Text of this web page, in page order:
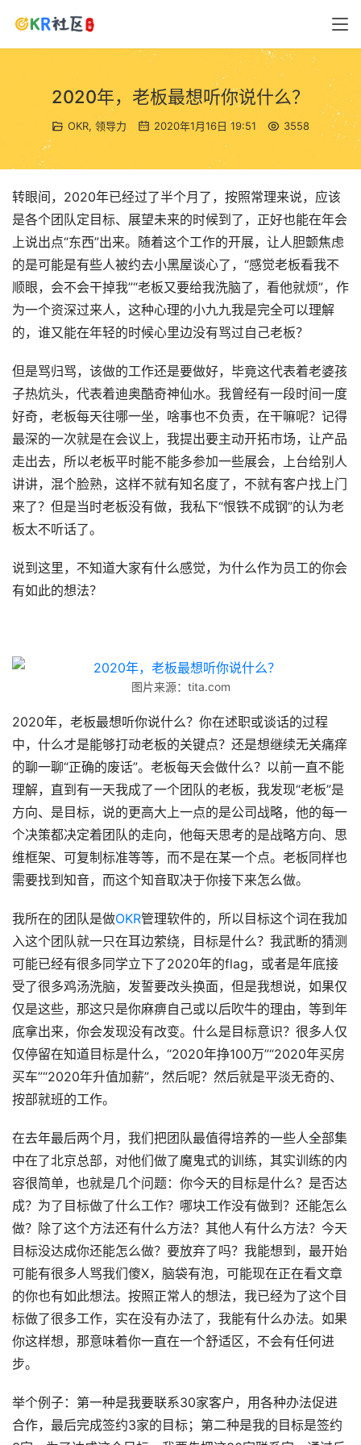
2020年，老板最想听你说什么？
OKR, 领导力 2020年1月16日 19:51 3558
转眼间，2020年已经过了半个月了，按照常理来说，应该
是各个团队定目标、展望未来的时候到了，正好也能在年会
上说出点“东西”出来。随着这个工作的开展，让人胆颤焦虑
的是可能是有些人被约去小黑屋谈心了，“感觉老板看我不
顺眼，会不会干掉我”“老板又要给我洗脑了，看他就烦”，作
为一个资深过来人，这种心理的小九九我是完全可以理解
的，谁又能在年轻的时候心里边没有骂过自己老板？
但是骂归骂，该做的工作还是要做好，毕竟这代表着老婆孩
子热炕头，代表着迪奥酷奇神仙水。我曾经有一段时间一度
好奇，老板每天往哪一坐，啥事也不负责，在干嘛呢？记得
最深的一次就是在会议上，我提出要主动开拓市场，让产品
走出去，所以老板平时能不能多参加一些展会，上台给别人
讲讲，混个脸熟，这样不就有知名度了，不就有客户找上门
来了？但是当时老板没有做，我私下“恨铁不成钢”的认为老
板太不听话了。
说到这里，不知道大家有什么感觉，为什么作为员工的你会
有如此的想法？
图片来源：tita.com
2020年，老板最想听你说什么？你在述职或谈话的过程
中，什么才是能够打动老板的关键点？还是想继续无关痛痒
的聊一聊“正确的废话”。老板每天会做什么？以前一直不能
理解，直到有一天我成了一个团队的老板，我发现“老板”是
方向、是目标，说的更高大上一点的是公司战略，他的每一
个决策都决定着团队的走向，他每天思考的是战略方向、思
维框架、可复制标准等等，而不是在某一个点。老板同样也
需要找到知音，而这个知音取决于你接下来怎么做。
我所在的团队是做OKR管理软件的，所以目标这个词在我加
入这个团队就一只在耳边萦绕，目标是什么？我武断的猜测
可能已经有很多同学立下了2020年的flag，或者是年底接
受了很多鸡汤洗脑，发誓要改头换面，但是我想说，如果仅
仅是这些，那这只是你麻痹自己或以后吹牛的理由，等到年
底拿出来，你会发现没有改变。什么是目标意识？很多人仅
仅停留在知道目标是什么，“2020年挣100万”“2020年买房
买车”“2020年升值加薪”，然后呢？然后就是平淡无奇的、
按部就班的工作。
在去年最后两个月，我们把团队最值得培养的一些人全部集
中在了北京总部，对他们做了魔鬼式的训练，其实训练的内
容很简单，也就是几个问题：你今天的目标是什么？是否达
成？为了目标做了什么工作？哪块工作没有做到？还能怎么
做？除了这个方法还有什么方法？其他人有什么方法？今天
目标没达成你还能怎么做？要放弃了吗？我能想到，最开始
可能有很多人骂我们傻X，脑袋有泡，可能现在正在看文章
的你也有如此想法。按照正常人的想法，我已经为了这个目
标做了很多工作，实在没有办法了，我能有什么办法。如果
你这样想，那意味着你一直在一个舒适区，不会有任何进
步。
举个例子：第一种是我要联系30家客户，用各种办法促进
合作，最后完成签约3家的目标；第二种是我的目标是签约